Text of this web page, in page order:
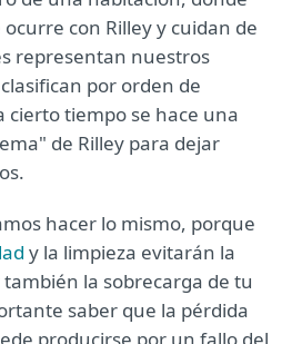
con Rilley y cuidan de
representan nuestros
por orden de
cierto tiempo se hace una
de Rilley para dejar
hacer lo mismo, porque
y la limpieza evitarán la
la sobrecarga de tu
saber que la pérdida